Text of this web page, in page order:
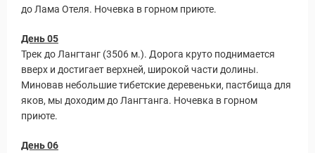
до Лама Отеля. Ночевка в горном приюте.
День 05
Трек до Лангтанг (3506 м.). Дорога круто поднимается
вверх и достигает верхней, широкой части долины.
Миновав небольшие тибетские деревеньки, пастбища для
яков, мы доходим до Лангтанга. Ночевка в горном
приюте.
День 06